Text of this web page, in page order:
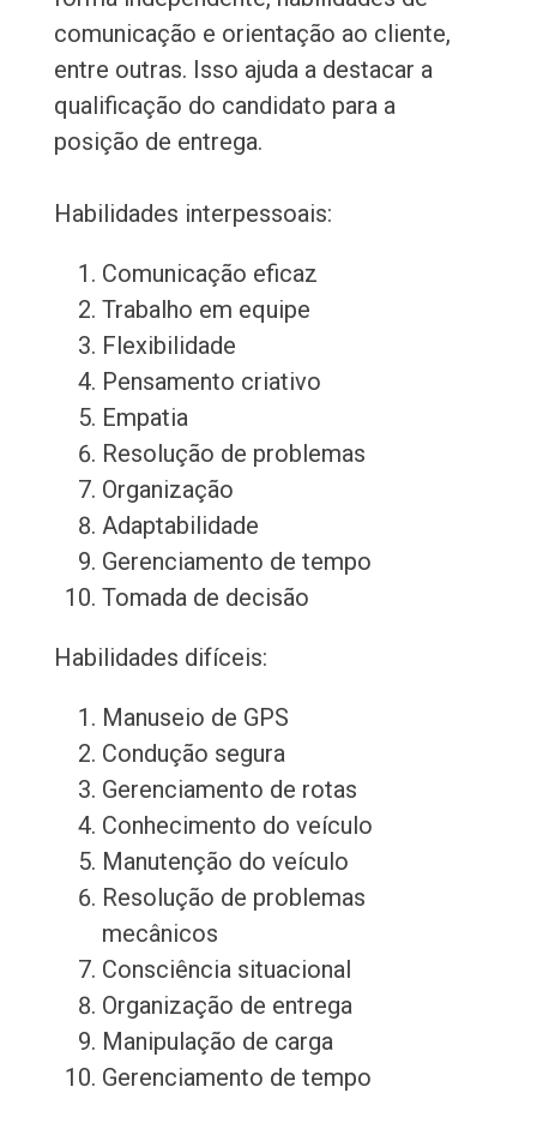
comunicação e orientação ao cliente,
entre outras. Isso ajuda a destacar a
qualificação do candidato para a
posição de entrega.
Habilidades interpessoais:
Comunicação eficaz
Trabalho em equipe
Flexibilidade
Pensamento criativo
Empatia
Resolução de problemas
Organização
Adaptabilidade
Gerenciamento de tempo
Tomada de decisão
Habilidades difíceis:
Manuseio de GPS
Condução segura
Gerenciamento de rotas
Conhecimento do veículo
Manutenção do veículo
Resolução de problemas
mecânicos
Consciência situacional
Organização de entrega
Manipulação de carga
Gerenciamento de tempo